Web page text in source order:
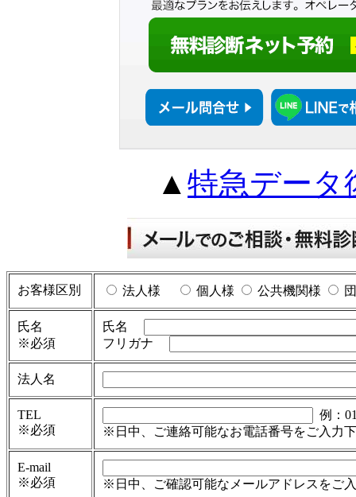
▲ 特急データ
お客様区別 法人様 個人様 公共機関様
氏名
※必須
氏名
フリガナ
法人名
TEL
※必須
例：
※日中、ご連絡可能なお電話番号をご入力
E-mail
※必須
※日中、ご確認可能なメールアドレスをご